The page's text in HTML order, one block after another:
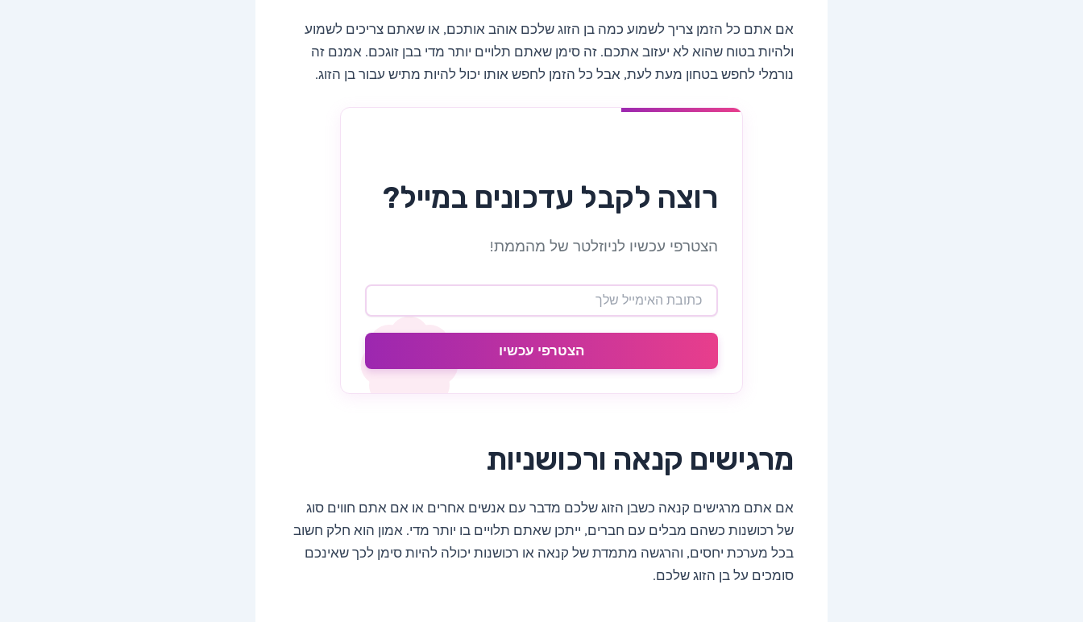
אם אתם כל הזמן צריך לשמוע כמה בן הזוג שלכם אוהב אותכם, או שאתם צריכים לשמוע
ולהיות בטוח שהוא לא יעזוב אתכם. זה סימן שאתם תלויים יותר מדי בבן זוגכם. אמנם זה
נורמלי לחפש בטחון מעת לעת, אבל כל הזמן לחפש אותו יכול להיות מתיש עבור בן הזוג.
רוצה לקבל עדכונים במייל?
הצטרפי עכשיו לניוזלטר של מהממת!
הצטרפי עכשיו
מרגישים קנאה ורכושניות
אם אתם מרגישים קנאה כשבן הזוג שלכם מדבר עם אנשים אחרים או אם אתם חווים סוג
של רכושנות כשהם מבלים עם חברים, ייתכן שאתם תלויים בו יותר מדי. אמון הוא חלק חשוב
בכל מערכת יחסים, והרגשה מתמדת של קנאה או רכושנות יכולה להיות סימן לכך שאינכם
סומכים על בן הזוג שלכם.